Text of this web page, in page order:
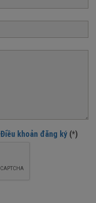
Điều khoản đăng ký (*)